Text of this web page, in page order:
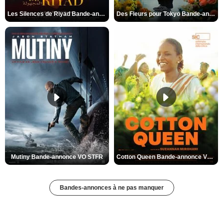
Les Silences de Riyad Bande-annonce VO STFR Des Fleurs pour Tokyo Bande-annonce VO STFR
Mutiny Bande-annonce VO STFR Cotton Queen Bande-annonce VO STFR
Bandes-annonces à ne pas manquer